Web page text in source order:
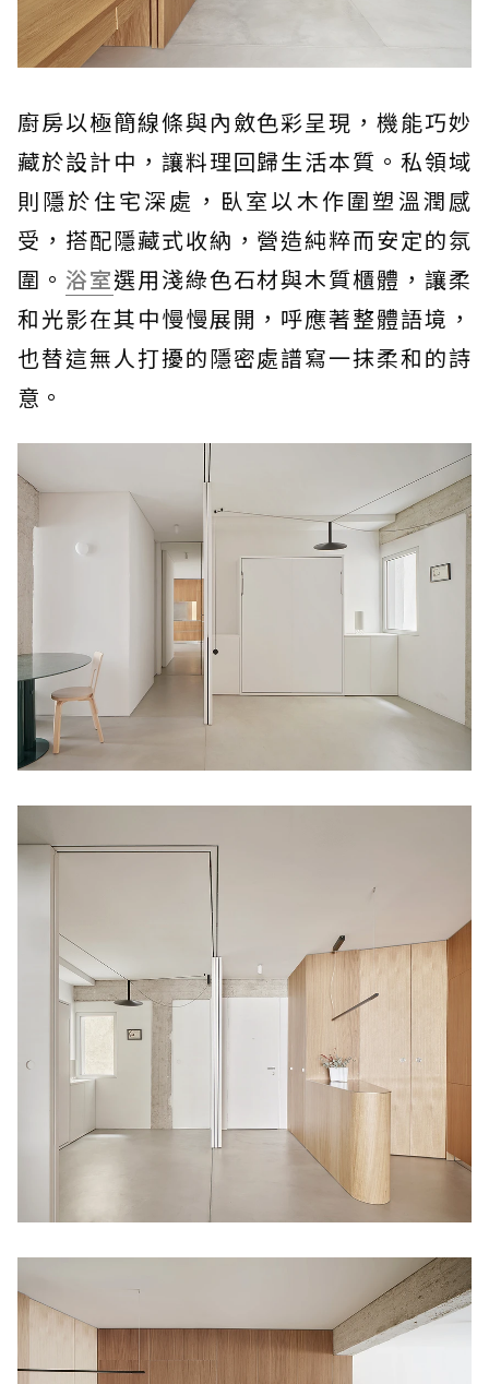
廚房以極簡線條與內斂色彩呈現，機能巧妙
藏於設計中，讓料理回歸生活本質。私領域
則隱於住宅深處，臥室以木作圍塑溫潤感
受，搭配隱藏式收納，營造純粹而安定的氛
圍。 浴室選用淺綠色石材與木質櫃體，讓柔
和光影在其中慢慢展開，呼應著整體語境，
也替這無人打擾的隱密處譜寫一抹柔和的詩
意。